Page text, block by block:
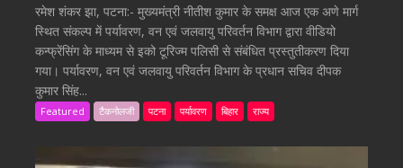
रमेश शंकर झा, पटना:- मुख्यमंत्री नीतीश कुमार के समक्ष आज एक अणे मार्ग
स्थित संकल्प में पर्यावरण, वन एवं जलवायु परिवर्तन विभाग द्वारा वीडियो
कन्फ्रेंसिंग के माध्यम से इको टूरिज्म पलिसी से संबंधित प्रस्तुतीकरण दिया
गया। पर्यावरण, वन एवं जलवायु परिवर्तन विभाग के प्रधान सचिव दीपक
कुमार सिंह...
Featured टैकनोलजी पटना पर्यावरण बिहार राज्य